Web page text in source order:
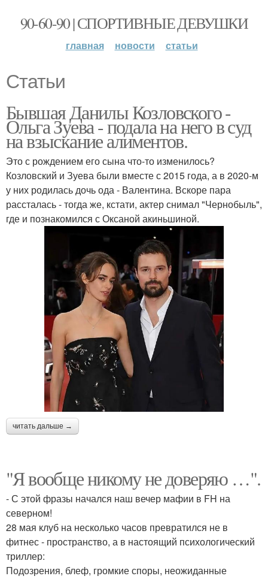
90-60-90 | СПОРТИВНЫЕ ДЕВУШКИ
главная новости статьи
Статьи
Бывшая Данилы Козловского -
Ольга Зуева - подала на него в суд
на взыскание алиментов.
Это с рождением его сына что-то изменилось?
Козловский и Зуева были вместе с 2015 года, а в 2020-м
у них родилась дочь ода - Валентина. Вскоре пара
рассталась - тогда же, кстати, актер снимал "Чернобыль",
где и познакомился с Оксаной акиньшиной.
читать дальше →
"Я вообще никому не доверяю …".
- С этой фразы начался наш вечер мафии в FH на
северном!
28 мая клуб на несколько часов превратился не в
фитнес - пространство, а в настоящий психологический
триллер:
Подозрения, блеф, громкие споры, неожиданные